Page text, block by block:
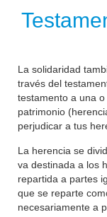
La solidaridad
través del
testamento a una
patrimonio
perjudicar a tus
La herencia se
va destinada a los
repartida a partes
que se reparte
necesariamente a